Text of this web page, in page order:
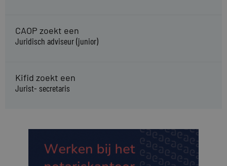
CAOP zoekt een
Juridisch adviseur (junior)
Kifid zoekt een
Jurist- secretaris